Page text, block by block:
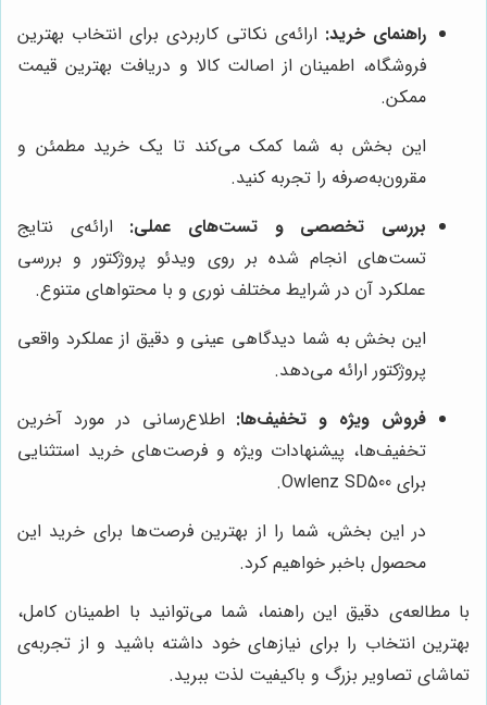
راهنمای خرید: ارائه‌ی نکاتی کاربردی برای انتخاب بهترین
فروشگاه، اطمینان از اصالت کالا و دریافت بهترین قیمت
ممکن.
این بخش به شما کمک می‌کند تا یک خرید مطمئن و
مقرون‌به‌صرفه را تجربه کنید.
بررسی تخصصی و تست‌های عملی: ارائه‌ی نتایج
تست‌های انجام شده بر روی ویدئو پروژکتور و بررسی
عملکرد آن در شرایط مختلف نوری و با محتواهای متنوع.
این بخش به شما دیدگاهی عینی و دقیق از عملکرد واقعی
پروژکتور ارائه می‌دهد.
فروش ویژه و تخفیف‌ها: اطلاع‌رسانی در مورد آخرین
تخفیف‌ها، پیشنهادات ویژه و فرصت‌های خرید استثنایی
برای Owlenz SD500.
در این بخش، شما را از بهترین فرصت‌ها برای خرید این
محصول باخبر خواهیم کرد.
با مطالعه‌ی دقیق این راهنما، شما می‌توانید با اطمینان کامل،
بهترین انتخاب را برای نیازهای خود داشته باشید و از تجربه‌ی
تماشای تصاویر بزرگ و باکیفیت لذت ببرید.